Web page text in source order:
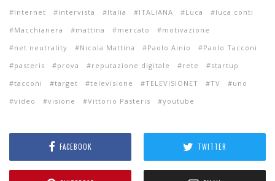
Internet
intervista Italia ITALIANA Luca
luca conti
Macchianera
mattina mercato
motivazione
net neutrality
Nicola Mattina Paolo Ainio
Paolo Tacconi
pasteris
prova reputazione digitale rete
startup
tacconi
target televisione TELEVISIONET TV
uno
video
visione Vittorio Pasteris youtube
FACEBOOK TWITTER